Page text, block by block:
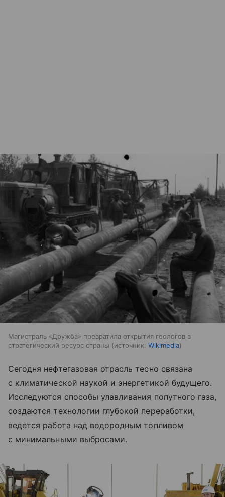
Магистраль «Дружба» превратила открытия геологов в
стратегический ресурс страны
источник: Wikimedia
Сегодня нефтегазовая отрасль тесно связана
с климатической наукой и энергетикой будущего.
Исследуются способы улавливания попутного газа,
создаются технологии глубокой переработки,
ведется работа над водородным топливом
с минимальными выбросами.